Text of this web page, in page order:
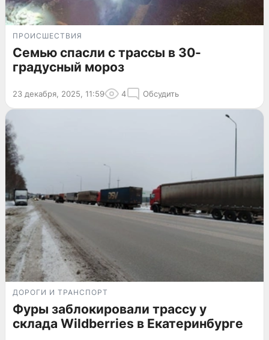
ПРОИСШЕСТВИЯ
Семью спасли с трассы в 30-
градусный мороз
23 декабря, 2025, 11:59 4 Обсудить
ДОРОГИ И ТРАНСПОРТ
Фуры заблокировали трассу у
склада Wildberries в Екатеринбурге